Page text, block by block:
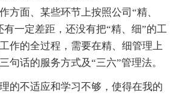
方面、某些环节上按照公司“精、
有一定差距，还没有把“精、细”的工
作的全过程，需要在精、细管理上
句话的服务方式及“三六”管理法。
的不适应和学习不够，使得在我的